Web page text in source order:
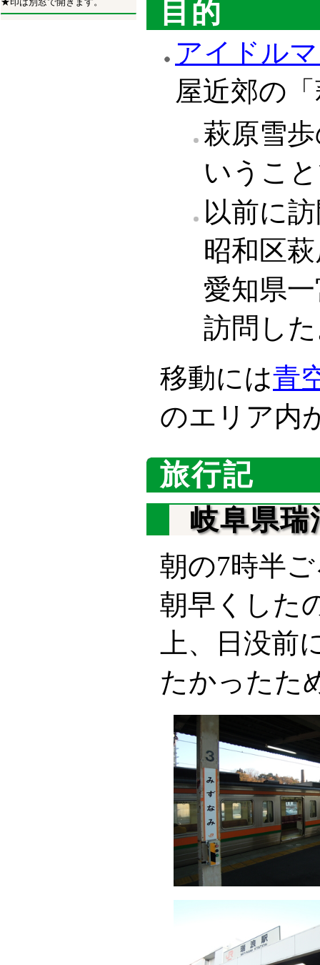
目的
アイドル
屋近郊の
萩原雪
いうこ
以前に
昭和区
愛知県
訪問し
移動には青
のエリア内
旅行記
岐阜県瑞
朝の7時半
朝早くした
上、日没
たかったた
★印は別窓で開きます。